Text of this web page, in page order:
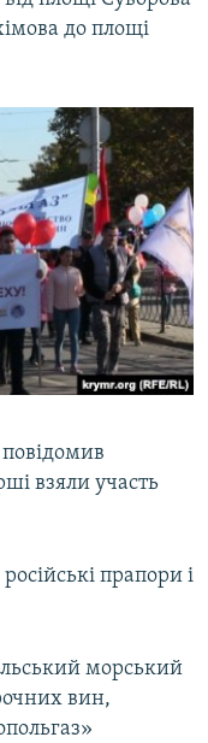
до площі
взяли участь
прапори і
морський
вин,